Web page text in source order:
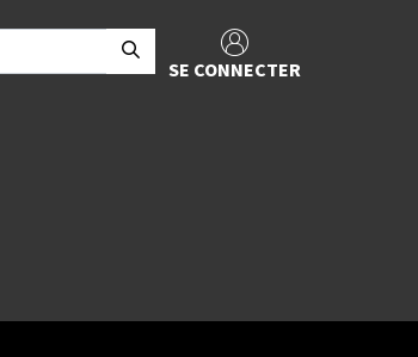
SE CONNECTER